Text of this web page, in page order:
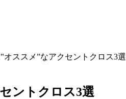
オススメ”なアクセントクロス3選
ントクロス3選